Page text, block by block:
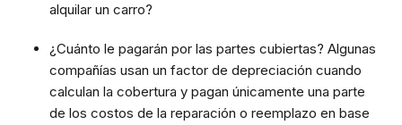
alquilar un carro?
¿Cuánto le pagarán por las partes cubiertas? Algunas
compañías usan un factor de depreciación cuando
calculan la cobertura y pagan únicamente una parte
de los costos de la reparación o reemplazo en base